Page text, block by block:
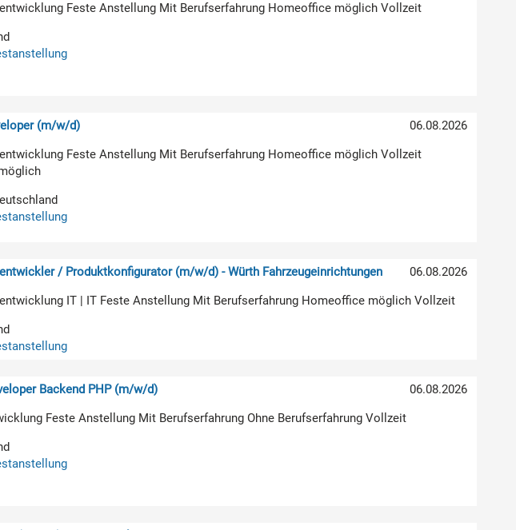
Feste Anstellung Mit Berufserfahrung Homeoffice möglich Vollzeit
06.08.2026
(m/w/d)
Feste Anstellung Mit Berufserfahrung Homeoffice möglich Vollzeit
06.08.2026
/ Produktkonfigurator (m/w/d) - Würth Fahrzeugeinrichtungen
IT | IT Feste Anstellung Mit Berufserfahrung Homeoffice möglich Vollzeit
06.08.2026
Backend PHP (m/w/d)
Feste Anstellung Mit Berufserfahrung Ohne Berufserfahrung Vollzeit